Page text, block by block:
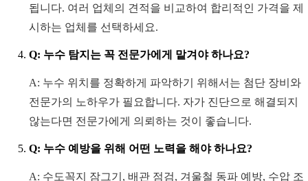
됩니다. 여러 업체의 견적을 비교하여 합리적인 가격을 제
시하는 업체를 선택하세요.
Q: 누수 탐지는 꼭 전문가에게 맡겨야 하나요?
A: 누수 위치를 정확하게 파악하기 위해서는 첨단 장비와
전문가의 노하우가 필요합니다. 자가 진단으로 해결되지
않는다면 전문가에게 의뢰하는 것이 좋습니다.
Q: 누수 예방을 위해 어떤 노력을 해야 하나요?
A: 수도꼭지 잠그기, 배관 점검, 겨울철 동파 예방, 수압 조